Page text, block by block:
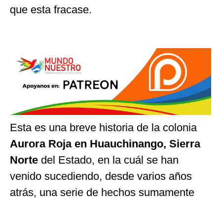
que esta fracase.
Esta es una breve historia de la colonia
Aurora Roja en Huauchinango, Sierra
Norte del Estado, en la cuál se han
venido sucediendo, desde varios años
atrás, una serie de hechos sumamente